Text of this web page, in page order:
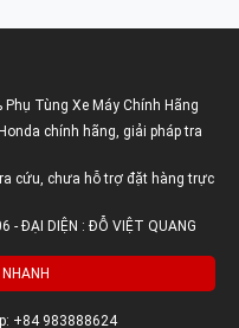
Phụ Tùng Xe Máy Chính Hãng
chính hãng, giải pháp tra
cứu, chưa hỗ trợ đặt hàng trực
- ĐẠI DIỆN : ĐỖ VIỆT QUANG
+84 983888624